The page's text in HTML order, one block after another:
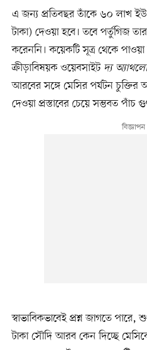
এ জন্য প্রতিবছর তাঁকে ৬০ লাখ
টাকা) দেওয়া হবে। তবে পর্তুগিজ
করেননি। কয়েকটি সূত্র থেকে পাওয়া
ক্রীড়াবিষয়ক ওয়েবসাইট দ্য
আরবের সঙ্গে মেসির পর্যটন
দেওয়া প্রস্তাবের চেয়ে সম্ভবত পাঁচ
স্বাভাবিকভাবেই প্রশ্ন জাগতে
টাকা সৌদি আরব কেন দিচ্ছে